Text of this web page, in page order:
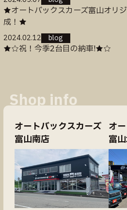
★オートバックスカーズ富山オリ
成！★
2024.02.12 blog
★☆祝！今季2台目の納車!★☆
Shop info
オートバックスカーズ
富山南店
オ
富